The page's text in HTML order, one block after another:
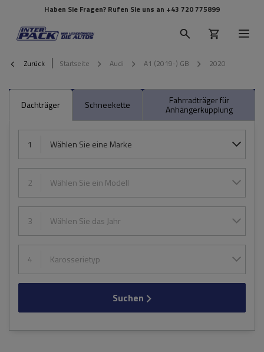
Haben Sie Fragen? Rufen Sie uns an +43 720 775899
Zurück Startseite Audi A1 (2019-) GB 2020
Dachträger Schneekette Fahrradträger für
Anhängerkupplung
1 Wählen Sie eine Marke
2 Wählen Sie ein Modell
3 Wählen Sie das Jahr
4 Karosserietyp
Suchen